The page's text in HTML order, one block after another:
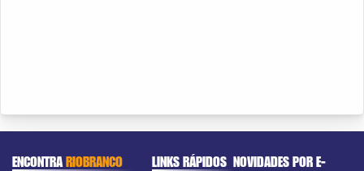
ENCONTRARIOBRANCO LINKS RÁPIDOS NOVIDADES POR E-